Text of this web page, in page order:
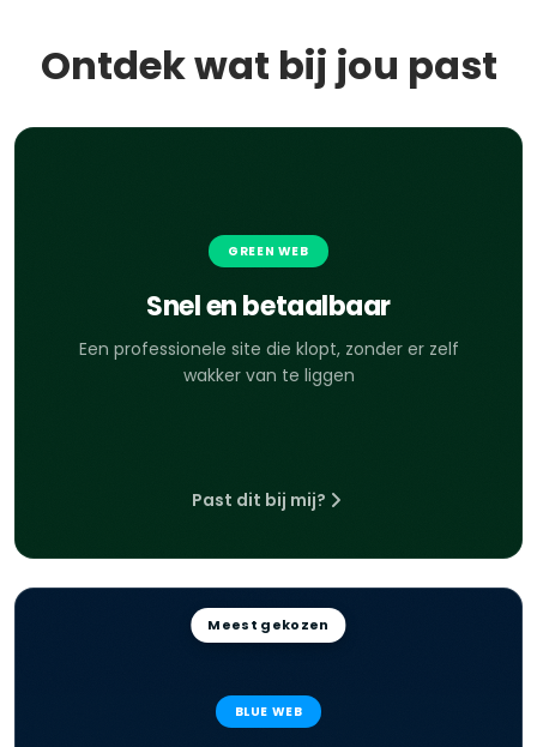
Ontdek wat bij jou past
GREEN WEB
Snel en betaalbaar
Een professionele site die klopt, zonder er zelf
wakker van te liggen
Past dit bij mij?
Meest gekozen
BLUE WEB